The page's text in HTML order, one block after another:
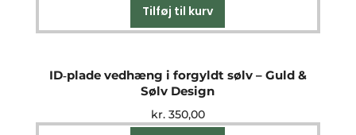
Tilføj til kurv
ID‑plade vedhæng i forgyldt sølv – Guld &
Sølv Design
kr.350,00